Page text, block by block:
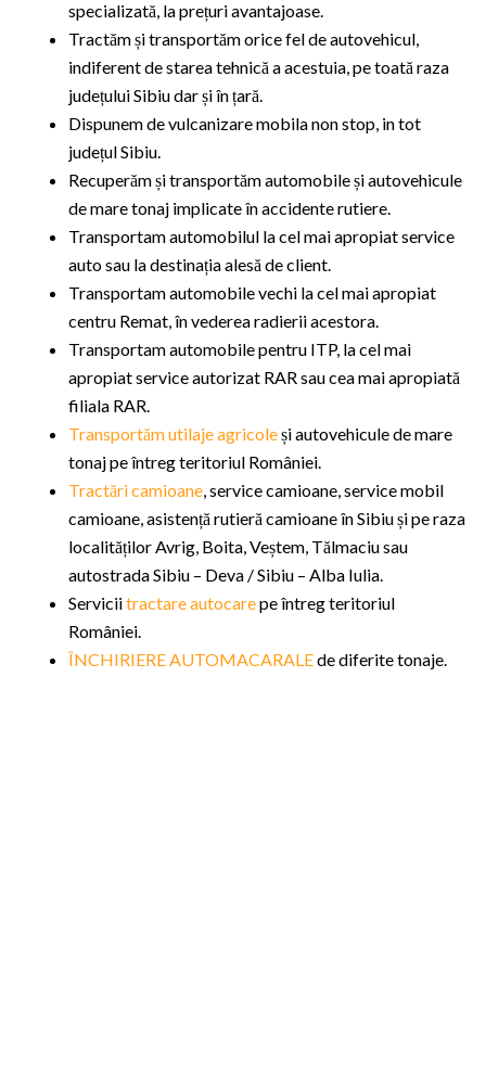
specializată, la prețuri avantajoase.
Tractăm și transportăm orice fel de autovehicul,
indiferent de starea tehnică a acestuia, pe toată raza
județului Sibiu dar și în țară.
Dispunem de vulcanizare mobila non stop, in tot
județul Sibiu.
Recuperăm și transportăm automobile și autovehicule
de mare tonaj implicate în accidente rutiere.
Transportam automobilul la cel mai apropiat service
auto sau la destinația alesă de client.
Transportam automobile vechi la cel mai apropiat
centru Remat, în vederea radierii acestora.
Transportam automobile pentru ITP, la cel mai
apropiat service autorizat RAR sau cea mai apropiată
filiala RAR.
Transportăm utilaje agricoleși autovehicule de mare
tonaj pe întreg teritoriul României.
Tractări camioane , service camioane, service mobil
camioane, asistență rutieră camioane în Sibiu și pe raza
localităților Avrig, Boita, Veștem, Tălmaciu sau
autostrada Sibiu – Deva / Sibiu – Alba Iulia.
Serviciitractare autocarepe întreg teritoriul
României.
ÎNCHIRIERE AUTOMACARALEde diferite tonaje.